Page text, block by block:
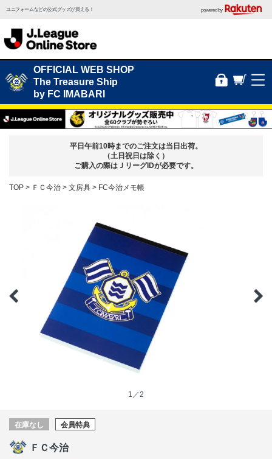
ユニフォームなどの公式グッズが買える！ powered by
OFFICIAL WEB SHOP
The Treasure Ship
by FC IMABARI
平日午前10時までのご注文は当日出荷。
（土日祝日は除く）
ご購入の際はＪリーグIDが必要です。
TOP ＦＣ今治 文房具 FC今治メモ帳
1／2
在庫なし 会員特典
ＦＣ今治